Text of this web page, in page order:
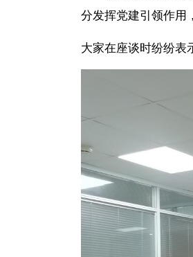
分发挥党建引领作用
大家在座谈时纷纷表